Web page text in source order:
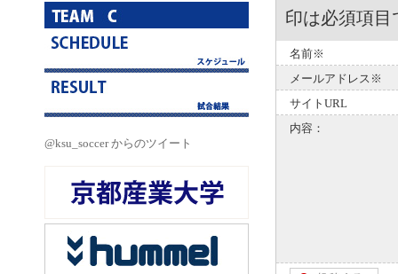
@ksu_soccer からのツイート
印は必須項目
名前※
メールアドレス※
サイトURL
内容：